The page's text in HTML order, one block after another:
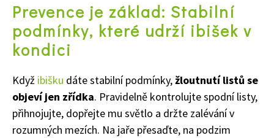
Objednat >
Naše krásná zahrada Speciál
Prevence je základ: Stabilní
podmínky, které udrží ibišek v
kondici
Když ibišku dáte stabilní podmínky,žloutnutí listů se
objeví jen zřídka. Pravidelně kontrolujte spodní listy,
přihnojujte, dopřejte mu světlo a držte zalévání v
rozumných mezích. Na jaře přesaďte, na podzim